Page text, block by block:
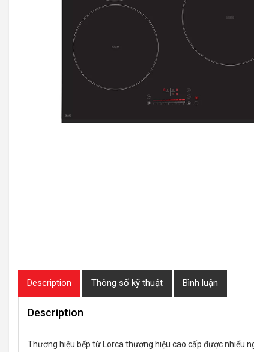
Description Thông số kỹ thuật Bình luận
Description
Thương hiệu bếp từ Lorca thương hiệu cao cấp được nhiểu